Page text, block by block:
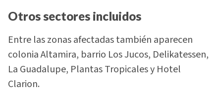
Otros sectores incluidos
Entre las zonas afectadas también aparecen
colonia Altamira, barrio Los Jucos, Delikatessen,
La Guadalupe, Plantas Tropicales y Hotel
Clarion.